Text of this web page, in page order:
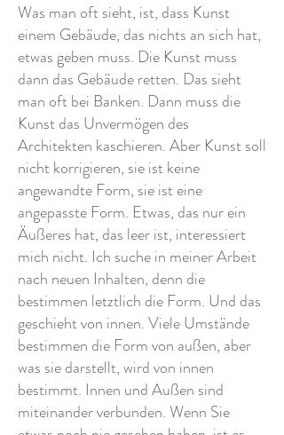
Was man oft sieht, ist, dass Kunst
einem Gebäude, das nichts an sich hat,
etwas geben muss. Die Kunst muss
dann das Gebäude retten. Das sieht
man oft bei Banken. Dann muss die
Kunst das Unvermögen des
Architekten kaschieren. Aber Kunst soll
nicht korrigieren, sie ist keine
angewandte Form, sie ist eine
angepasste Form. Etwas, das nur ein
Äußeres hat, das leer ist, interessiert
mich nicht. Ich suche in meiner Arbeit
nach neuen Inhalten, denn die
bestimmen letztlich die Form. Und das
geschieht von innen. Viele Umstände
bestimmen die Form von außen, aber
was sie darstellt, wird von innen
bestimmt. Innen und Außen sind
miteinander verbunden. Wenn Sie